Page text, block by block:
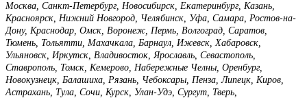
Москва, Санкт-Петербург, Новосибирск, Екатеринбург, Казань,
Красноярск, Нижний Новгород, Челябинск, Уфа, Самара, Ростов-на-
Дону, Краснодар, Омск, Воронеж, Пермь, Волгоград, Саратов,
Тюмень, Тольятти, Махачкала, Барнаул, Ижевск, Хабаровск,
Ульяновск, Иркутск, Владивосток, Ярославль, Севастополь,
Ставрополь, Томск, Кемерово, Набережные Челны, Оренбург,
Новокузнецк, Балашиха, Рязань, Чебоксары, Пенза, Липецк, Киров,
Астрахань, Тула, Сочи, Курск, Улан-Удэ, Сургут, Тверь,